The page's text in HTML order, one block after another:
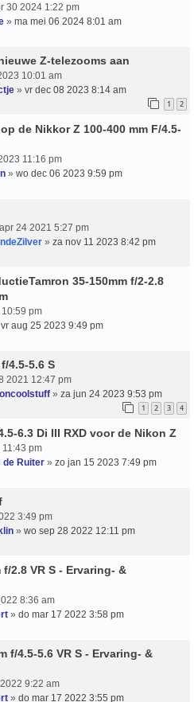
30 2024 1:22 pm
» ma mei 06 2024 8:01 am
Z-telezooms aan
10:01 am
» vr dec 08 2023 8:14 am
1 2
de Nikkor Z 100-400 mm F/4.5-
11:16 pm
» wo dec 06 2023 9:59 pm
24 2021 5:27 pm
» za nov 11 2023 8:42 pm
35-150mm f/2-2.8
pm
vr aug 25 2023 9:49 pm
4.5-5.6 S
2021 12:47 pm
» za jun 24 2023 9:53 pm
1 2 3 4
6.3 Di III RXD voor de Nikon Z
pm
de Ruiter » zo jan 15 2023 7:49 pm
3:49 pm
» wo sep 28 2022 12:11 pm
f/2.8 VR S - Ervaring- &
8:36 am
» do mar 17 2022 3:58 pm
f/4.5-5.6 VR S - Ervaring- &
9:22 am
» do mar 17 2022 3:55 pm